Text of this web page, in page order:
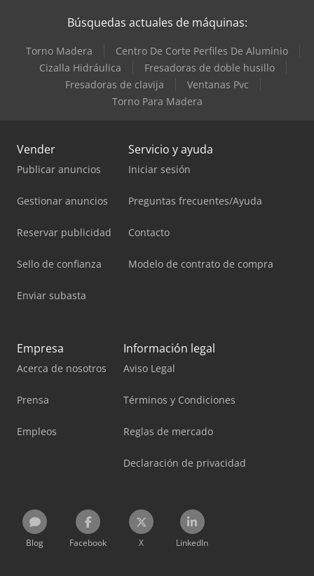
Búsquedas actuales de máquinas:
Torno Madera
Centro De Corte Perfiles De Aluminio
Cizalla Hidráulica
Fresadoras de doble husillo
Fresadoras de clavija
Ventanas Pvc
Torno Para Madera
Vender
Publicar anuncios
Gestionar anuncios
Reservar publicidad
Sello de confianza
Enviar subasta
Servicio y ayuda
Iniciar sesión
Preguntas frecuentes/Ayuda
Contacto
Modelo de contrato de compra
Empresa
Acerca de nosotros
Prensa
Empleos
Información legal
Aviso Legal
Términos y Condiciones
Reglas de mercado
Declaración de privacidad
Blog Facebook X LinkedIn